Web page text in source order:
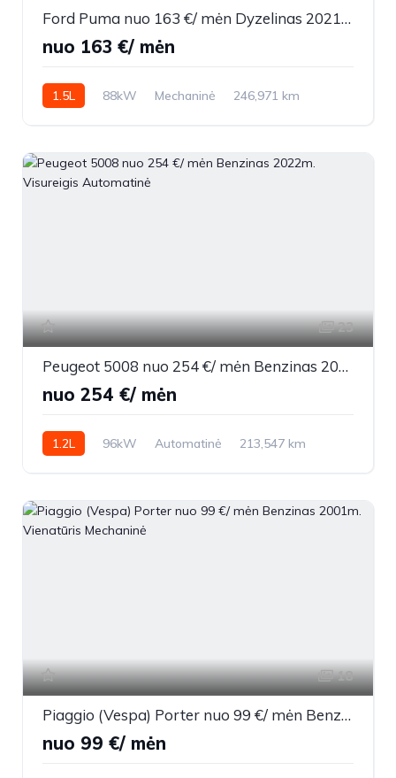
Ford Puma nuo 163 €/ mėn Dyzelinas 2021m. Visureigis Mechaninė
nuo 163 €/ mėn
1.5L 88kW Mechaninė
246,971 km
23
Peugeot 5008 nuo 254 €/ mėn Benzinas 2022m. Visureigis Automatinė
nuo 254 €/ mėn
1.2L 96kW Automatinė
213,547 km
18
Piaggio (Vespa) Porter nuo 99 €/ mėn Benzinas 2001m. Vienatūris Mechaninė
nuo 99 €/ mėn